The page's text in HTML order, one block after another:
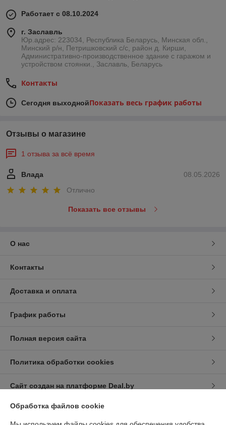
Работает с 08.10.2024
г. Заславль
Юр.адрес: 223034, Республика Беларусь, Минская обл.,
Минский р/н, Петришковский с/с, район д. Кирши,
Административно-производственное здание с гаражом и
устройством стоянки., Заславль, Беларусь
Контакты
Сегодня выходнойПоказать весь график работы
Отзывы о магазине
1 отзыва за всё время
08.05.2026
Влада
Отлично
Показать все отзывы
О нас
Контакты
Доставка и оплата
График работы
Полная версия сайта
Политика обработки cookies
Сайт создан на платформе Deal.by
Обработка файлов cookie